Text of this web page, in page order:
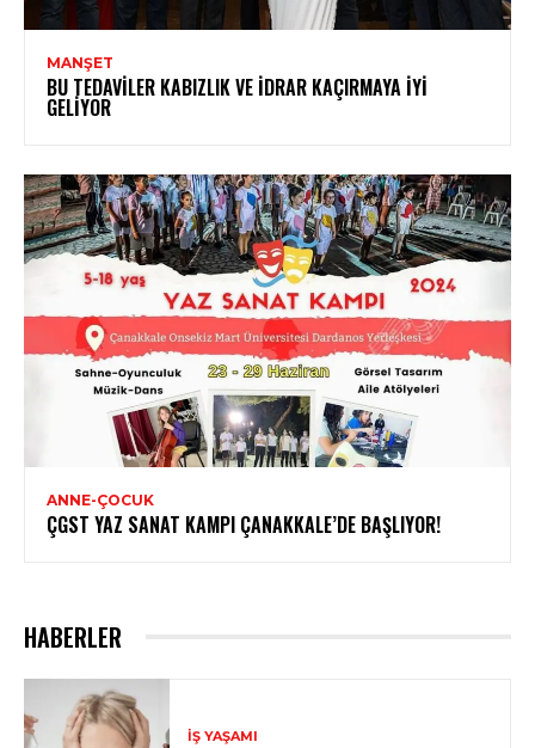
MANŞET
BU TEDAVILER KABIZLIK VE İDRAR KAÇIRMAYA İYI
GELIYOR
ANNE-ÇOCUK
ÇGST YAZ SANAT KAMPI ÇANAKKALE’DE BAŞLIYOR!
HABERLER
İŞ YAŞAMI